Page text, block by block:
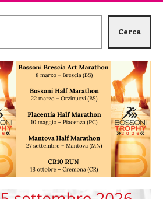
Cerca